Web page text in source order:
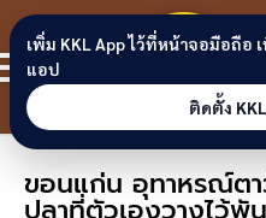
Skip to content
ขอนแก่น อุทาหรณ์ต
เพิ่ม KKL App ไว้ที่หน้าจอมือถือ
แอป
ติดตั้ง